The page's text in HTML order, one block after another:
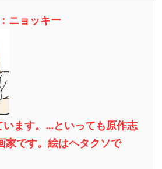
ニョッキー
ます。…といっても原作志
家です。絵はヘタクソで